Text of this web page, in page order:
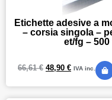
Etichette adesive a
– corsia singola –
et/fg –
66,61€ 48,90 € IVA inc.